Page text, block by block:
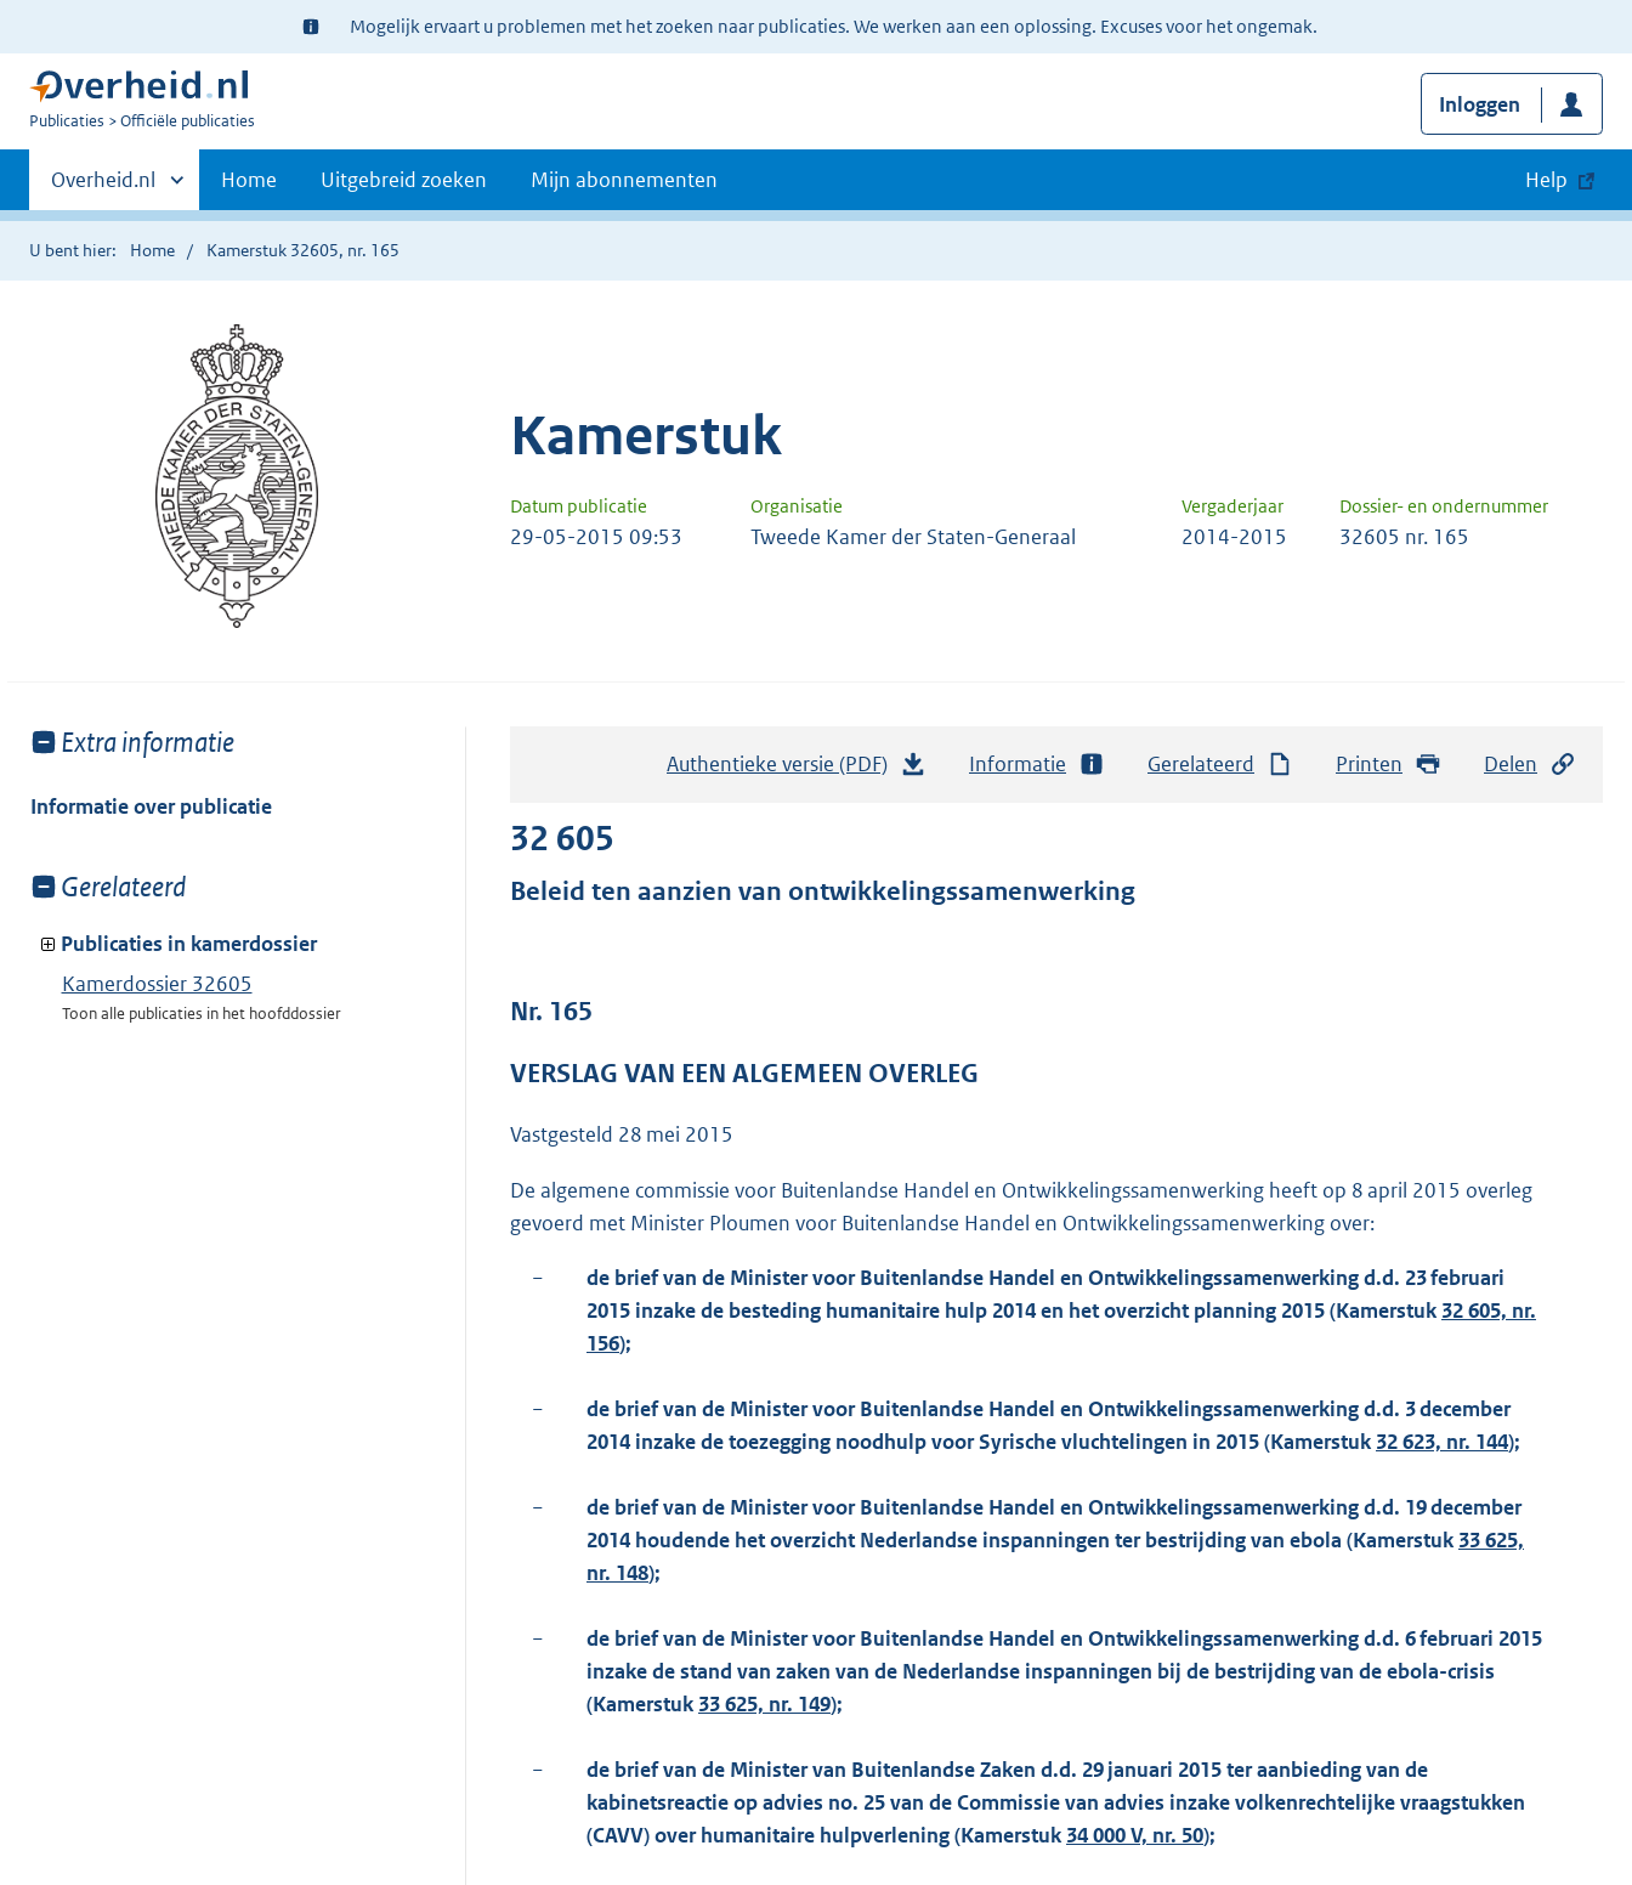
Ter
informatie:
Mogelijk ervaart u problemen met het zoeken naar publicaties. We werken aan een oplossing. Excuses voor het ongemak.
U
Publicaties Officiële publicaties
Inloggen
Primaire
navigatie
Andere
sites
binnen
Overheid.nl Home Uitgebreid zoeken Mijn abonnementen Help
U bent hier: Home Kamerstuk 32605, nr. 165
Kamerstuk
Datum publicatie Organisatie Vergaderjaar Dossier- en ondernummer
29-05-2015 09:53 Tweede Kamer der Staten-Generaal 2014-2015 32605 nr. 165
Toon
van:
Extra informatie
Informatie over publicatie
Toon
van:
Gerelateerd
Publicaties in kamerdossier
Kamerdossier 32605
Toon alle publicaties in het hoofddossier
Authentieke versie (PDF)
a
r
t
e
1
1
b
Informatie Gerelateerd Printen Delen
32 605
Beleid ten aanzien van ontwikkelingssamenwerking
Nr. 165
VERSLAG VAN EEN ALGEMEEN OVERLEG
Vastgesteld 28 mei 2015
De algemene commissie voor Buitenlandse Handel en Ontwikkelingssamenwerking heeft op 8 april 2015 overleg
gevoerd met Minister Ploumen voor Buitenlandse Handel en Ontwikkelingssamenwerking over:
−
de brief van de Minister voor Buitenlandse Handel en Ontwikkelingssamenwerking d.d. 23 februari
2015 inzake de besteding humanitaire hulp 2014 en het overzicht planning 2015 (Kamerstuk 32 605, nr.
156);
−
de brief van de Minister voor Buitenlandse Handel en Ontwikkelingssamenwerking d.d. 3 december
2014 inzake de toezegging noodhulp voor Syrische vluchtelingen in 2015 (Kamerstuk 32 623, nr. 144);
−
de brief van de Minister voor Buitenlandse Handel en Ontwikkelingssamenwerking d.d. 19 december
2014 houdende het overzicht Nederlandse inspanningen ter bestrijding van ebola (Kamerstuk 33 625,
nr. 148);
−
de brief van de Minister voor Buitenlandse Handel en Ontwikkelingssamenwerking d.d. 6 februari 2015
inzake de stand van zaken van de Nederlandse inspanningen bij de bestrijding van de ebola-crisis
(Kamerstuk 33 625, nr. 149);
−
de brief van de Minister van Buitenlandse Zaken d.d. 29 januari 2015 ter aanbieding van de
kabinetsreactie op advies no. 25 van de Commissie van advies inzake volkenrechtelijke vraagstukken
(CAVV) over humanitaire hulpverlening (Kamerstuk 34 000 V, nr. 50);